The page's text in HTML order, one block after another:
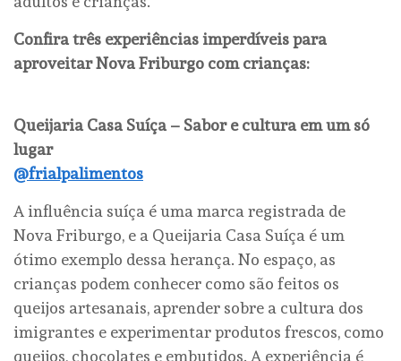
Confira três experiências imperdíveis para
aproveitar Nova Friburgo com crianças:
Queijaria Casa Suíça – Sabor e cultura em um só
lugar
@frialpalimentos
A influência suíça é uma marca registrada de
Nova Friburgo, e a Queijaria Casa Suíça é um
ótimo exemplo dessa herança. No espaço, as
crianças podem conhecer como são feitos os
queijos artesanais, aprender sobre a cultura dos
imigrantes e experimentar produtos frescos, como
queijos, chocolates e embutidos. A experiência é